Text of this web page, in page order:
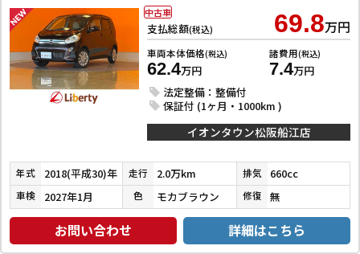
支払総額(税込) 69.8万円
車両本体価格(税込)
62.4万円
諸費用(税込)
7.4万円
法定整備：整備付
保証付 (1ヶ月・1000km )
中古車
イオンタウン松阪船江店
年式 2018(平成30)年 走行 2.0万km 排気 660cc
車検 2027年1月 色 モカブラウン 修復 無
お問い合わせ 詳細はこちら